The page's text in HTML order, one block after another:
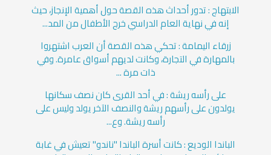
الابتهاج : تدور أحداث هذه القصة حول أهمية الإنجاز، حيث
إنه في نهاية العام الدراسي خرج الأطفال من المد...
زرقاء اليمامة : تحكي هذه القصة أن العرب اشتهروا
بالمهارة في التجارة، وكانت لديهم أسواق عامرة. وفي
ذات مرة ...
على رأسه ريشة : في أحد القرى كان نصف سكانها
يولدون على رأسهم ريشة والنصف الآخر يولد وليس على
رأسه ريشة. وع...
الباندا الوديع : كانت أسرة الباندا "ناندو" تعيش في غابة